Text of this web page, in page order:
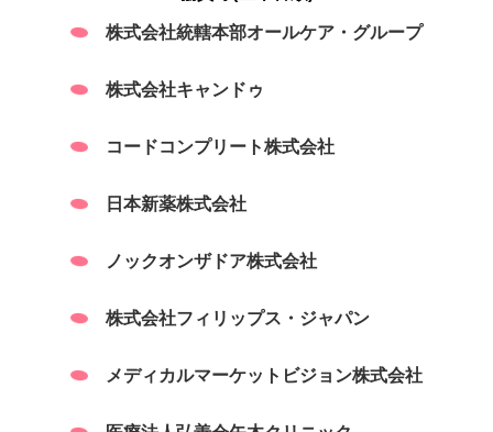
株式会社統轄本部オールケア・グループ
株式会社キャンドゥ
コードコンプリート株式会社
日本新薬株式会社
ノックオンザドア株式会社
株式会社フィリップス・ジャパン
メディカルマーケットビジョン株式会社